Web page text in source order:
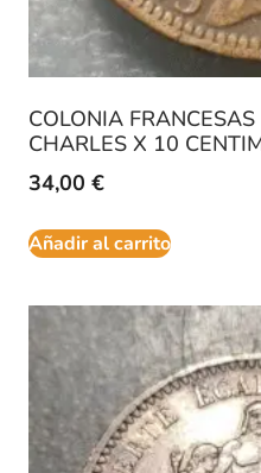
COLONIA
CHARLES X 10
34,00 €
Añadir al carrito